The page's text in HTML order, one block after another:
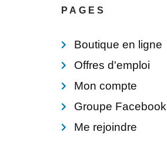
PAGES
Boutique en ligne
Offres d'emploi
Mon compte
Groupe Facebook
Me rejoindre